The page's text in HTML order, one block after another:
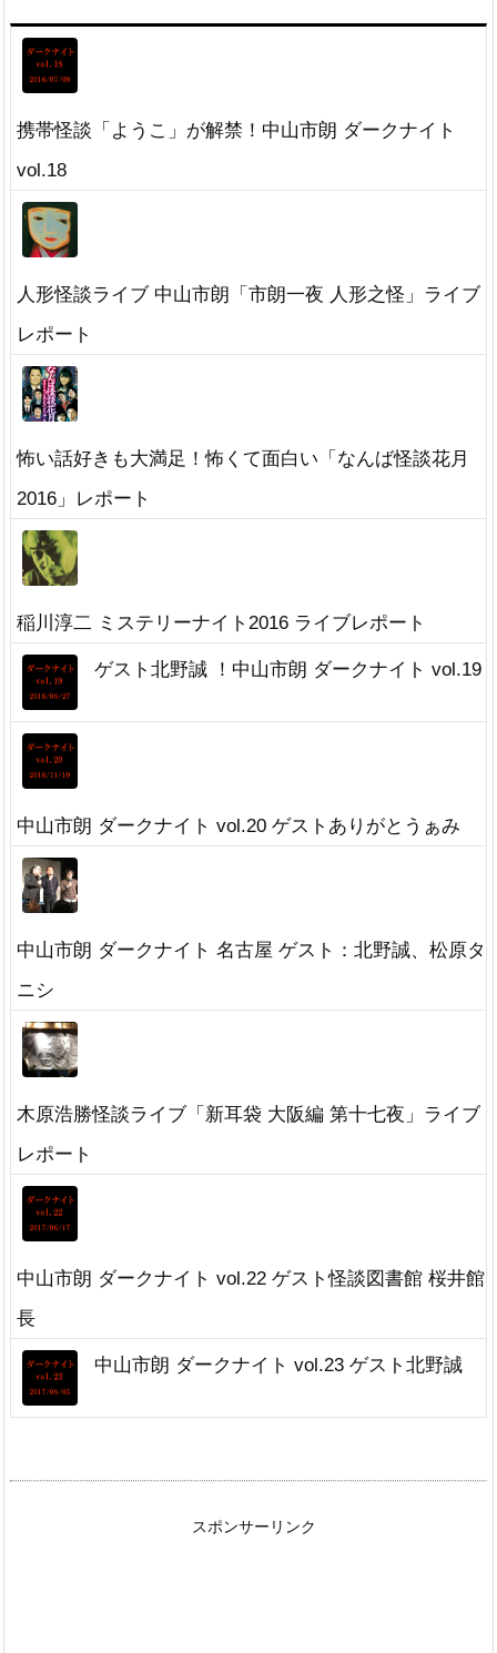
携帯怪談「ようこ」が解禁！中山市朗 ダークナイト
vol.18
人形怪談ライブ 中山市朗「市朗一夜 人形之怪」ライブ
レポート
怖い話好きも大満足！怖くて面白い「なんば怪談花月
2016」レポート
稲川淳二 ミステリーナイト2016 ライブレポート
ゲスト北野誠 ！中山市朗 ダークナイト vol.19
中山市朗 ダークナイト vol.20 ゲストありがとうぁみ
中山市朗 ダークナイト 名古屋 ゲスト：北野誠、松原タ
ニシ
木原浩勝怪談ライブ「新耳袋 大阪編 第十七夜」ライブ
レポート
中山市朗 ダークナイト vol.22 ゲスト怪談図書館 桜井館
長
中山市朗 ダークナイト vol.23 ゲスト北野誠
スポンサーリンク